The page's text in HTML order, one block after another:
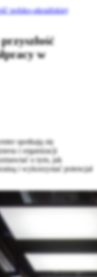
polsko-ukraińskiej
w
spotkają się
i organizacji
o tym, jak
i wykorzystać potencjał